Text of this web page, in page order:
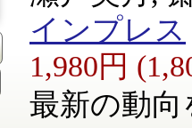
インプレス
1,980円
最新の動